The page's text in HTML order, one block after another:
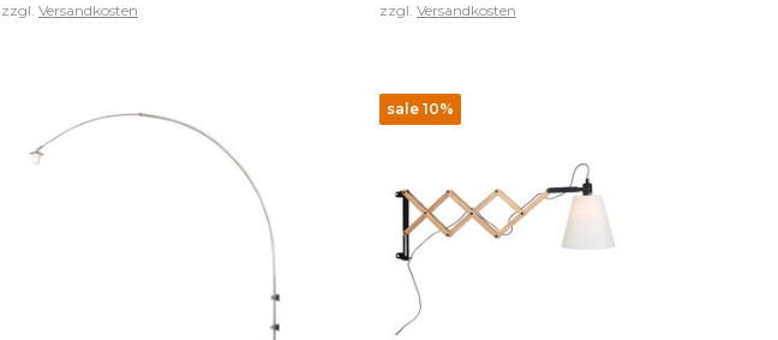
zzgl. Versandkosten
zzgl. Versandkosten
sale 10%